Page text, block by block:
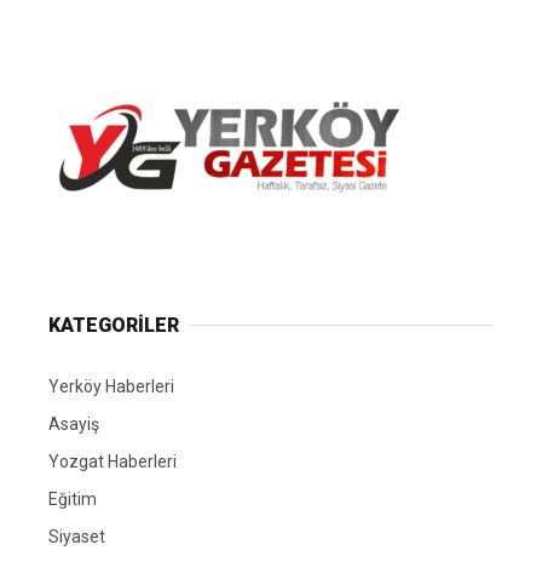
KATEGORİLER
Yerköy Haberleri
Asayiş
Yozgat Haberleri
Eğitim
Siyaset